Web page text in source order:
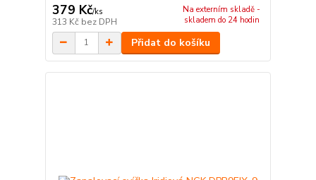
379 Kč/ks
313 Kč bez DPH
Na externím skladě -
skladem do 24 hodin
Přidat do košíku